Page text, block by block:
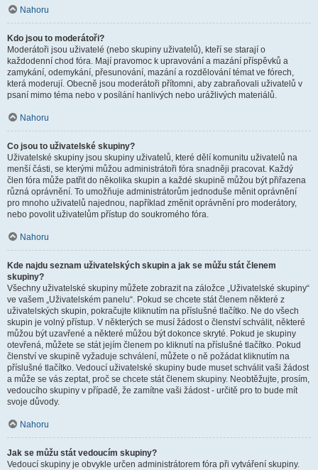
Nahoru
Kdo jsou to moderátoři?
Moderátoři jsou uživatelé (nebo skupiny uživatelů), kteří se starají o
každodenní chod fóra. Mají pravomoc k upravování a mazání příspěvků a
zamykání, odemykání, přesunování, mazání a rozdělování témat ve fórech,
která moderují. Obecně jsou moderátoři přítomni, aby zabraňovali uživatelů v
psaní mimo téma nebo v posílání hanlivých nebo urážlivých materiálů.
Nahoru
Co jsou to uživatelské skupiny?
Uživatelské skupiny jsou skupiny uživatelů, které dělí komunitu uživatelů na
menší části, se kterými můžou administrátoři fóra snadněji pracovat. Každý
člen fóra může patřit do několika skupin a každé skupině můžou být přiřazena
různá oprávnění. To umožňuje administrátorům jednoduše měnit oprávnění
pro mnoho uživatelů najednou, například změnit oprávnění pro moderátory,
nebo povolit uživatelům přístup do soukromého fóra.
Nahoru
Kde najdu seznam uživatelských skupin a jak se můžu stát členem
skupiny?
Všechny uživatelské skupiny můžete zobrazit na záložce „Uživatelské skupiny“
ve vašem „Uživatelském panelu“. Pokud se chcete stát členem některé z
uživatelských skupin, pokračujte kliknutím na příslušné tlačítko. Ne do všech
skupin je volný přístup. V některých se musí žádost o členství schválit, některé
můžou být uzavřené a některé můžou být dokonce skryté. Pokud je skupiny
otevřená, můžete se stát jejím členem po kliknutí na příslušné tlačítko. Pokud
členství ve skupině vyžaduje schválení, můžete o ně požádat kliknutím na
příslušné tlačítko. Vedoucí uživatelské skupiny bude muset schválit vaši žádost
a může se vás zeptat, proč se chcete stát členem skupiny. Neobtěžujte, prosím,
vedoucího skupiny v případě, že zamítne vaši žádost - určitě pro to bude mít
svoje důvody.
Nahoru
Jak se můžu stát vedoucím skupiny?
Vedoucí skupiny je obvykle určen administrátorem fóra při vytváření skupiny.